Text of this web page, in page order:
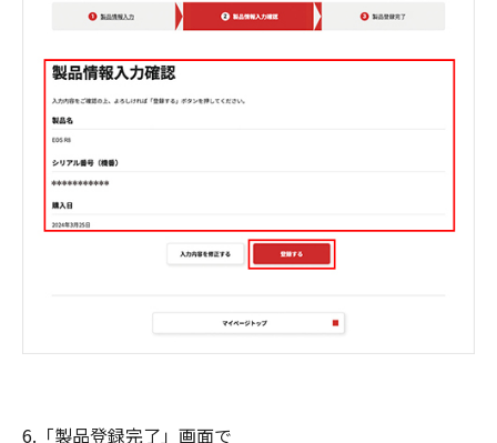
6.「製品登録完了」画面で